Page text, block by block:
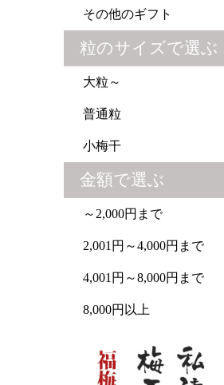
その他のギフト
粒のサイズで選ぶ
大粒～
普通粒
小梅干
金額で選ぶ
～2,000円まで
2,001円～4,000円まで
4,001円～8,000円まで
8,000円以上